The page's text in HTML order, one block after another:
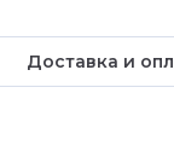
Доставка и